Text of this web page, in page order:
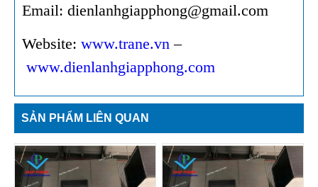
Email: dienlanhgiapphong@gmail.com
Website: www.trane.vn –
www.dienlanhgiapphong.com
SẢN PHẨM LIÊN QUAN